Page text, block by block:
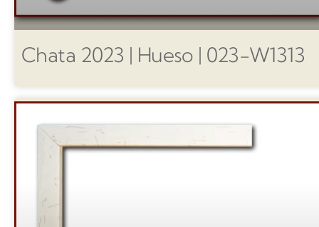
Chata 2023 | Hueso | 023-W1313